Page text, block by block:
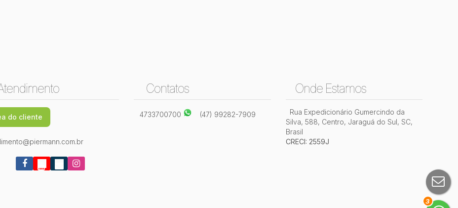
3
do cliente
Contatos
4733700700 (47) 99282-7909
Onde Estamos
Rua Expedicionário Gumercindo da
Silva, 588, Centro, Jaraguá do Sul, SC,
Brasil
CRECI: 2559J